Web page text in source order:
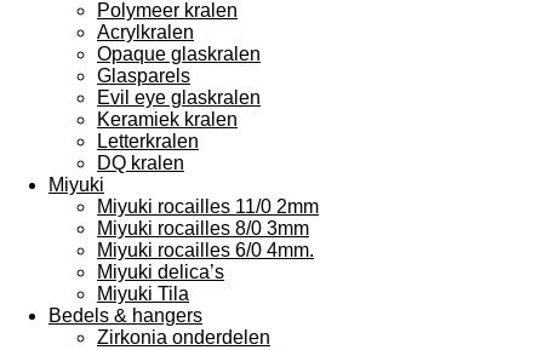
Polymeer kralen
Acrylkralen
Opaque glaskralen
Glasparels
Evil eye glaskralen
Keramiek kralen
Letterkralen
DQ kralen
Miyuki
Miyuki rocailles 11/0 2mm
Miyuki rocailles 8/0 3mm
Miyuki rocailles 6/0 4mm.
Miyuki delica’s
Miyuki Tila
Bedels & hangers
Zirkonia onderdelen